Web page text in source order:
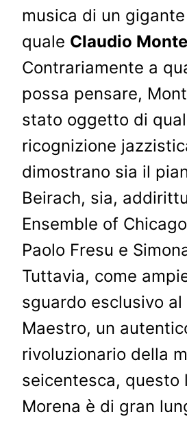
musica di un
quale Claudio
Contrariamente a
possa pensare,
stato oggetto di
ricognizione
dimostrano sia il
Beirach, sia,
Ensemble of
Paolo Fresu e
Tuttavia, come
sguardo esclusivo al
Maestro, un
rivoluzionario della
seicentesca, questo
Morena è di gran